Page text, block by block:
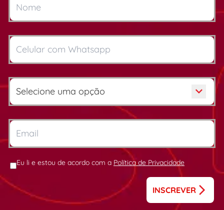
Eu li e estou de acordo com a Política de Privacidade
INSCREVER